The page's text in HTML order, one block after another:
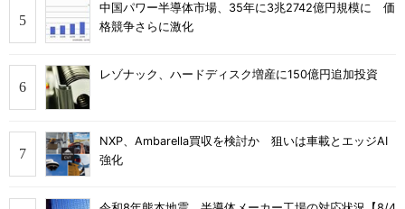
中国パワー半導体市場、35年に3兆2742億円規模に 価
格競争さらに激化
レゾナック、ハードディスク増産に150億円追加投資
NXP、Ambarella買収を検討か 狙いは車載とエッジAI
強化